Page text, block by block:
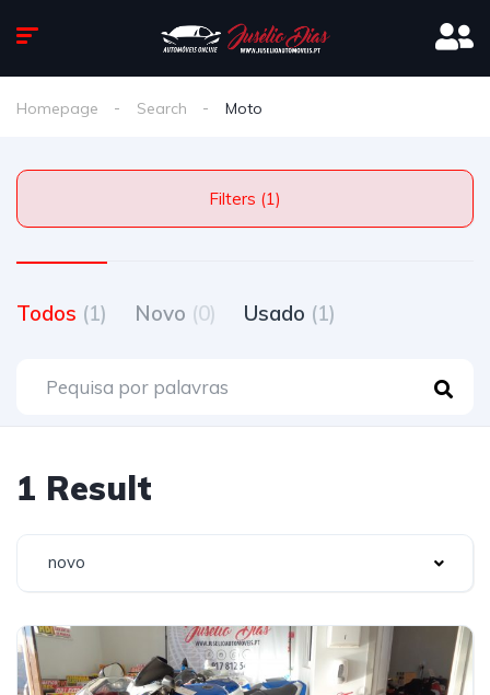
Homepage Search Moto
Filters (1)
Todos (1) Novo (0) Usado (1)
1 Result
novo